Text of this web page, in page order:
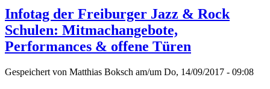
Infotag der Freiburger Jazz & Rock
Schulen: Mitmachangebote,
Performances & offene Türen
Gespeichert von Matthias Boksch am/um Do, 14/09/2017 - 09:08